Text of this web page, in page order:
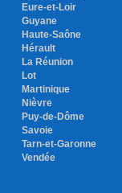
Eure-et-Loir
Guyane
Haute-Saône
Hérault
La Réunion
Lot
Martinique
Nièvre
Puy-de-Dôme
Savoie
Tarn-et-Garonne
Vendée